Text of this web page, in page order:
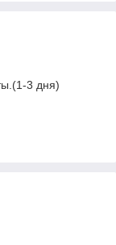
3 дня)